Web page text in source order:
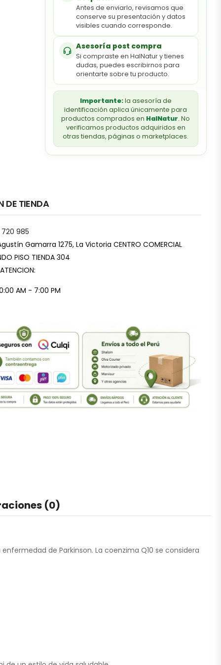
Antes de enviarlo, revisamos que
conserve su presentación y datos
visibles cuando corresponde.
Asesoría post compra
Si compraste en HalNatur y tienes
dudas, puedes escribirnos para
orientarte sobre tu producto.
Importante:la asesoría de
identificación aplica únicamente para
productos comprados en HalNatur. No
verificamos productos adquiridos en
otras tiendas, páginas o marketplaces.
DE TIENDA
720 985
Gamarra 1275, La Victoria CENTRO COMERCIAL
PISO TIENDA 304
AM - 7:00 PM
(0)
de Parkinson. La coenzima Q10 se considera